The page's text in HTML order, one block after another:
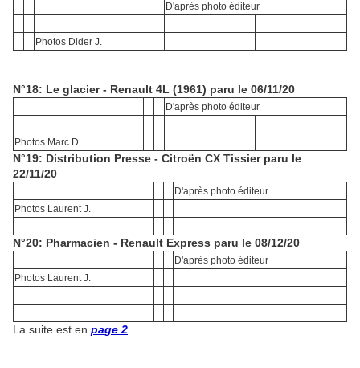
D'après photo éditeur
Photos Dider J.
N°18: Le glacier - Renault 4L (1961) paru le 06/11/20
D'après photo éditeur
Photos Marc D.
N°19: Distribution Presse - Citroën CX Tissier paru le
22/11/20
D'après photo éditeur
Photos Laurent J.
N°20: Pharmacien - Renault Express paru le 08/12/20
D'après photo éditeur
Photos Laurent J.
La suite est en page 2